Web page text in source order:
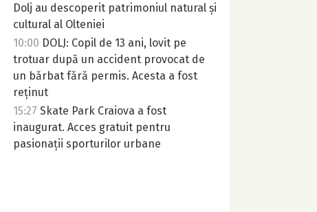
Dolj au descoperit patrimoniul natural și
cultural al Olteniei
10:00 DOLJ: Copil de 13 ani, lovit pe
trotuar după un accident provocat de
un bărbat fără permis. Acesta a fost
reținut
15:27 Skate Park Craiova a fost
inaugurat. Acces gratuit pentru
pasionații sporturilor urbane